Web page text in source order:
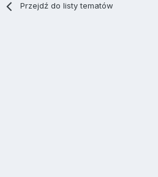
Przejdź do listy tematów